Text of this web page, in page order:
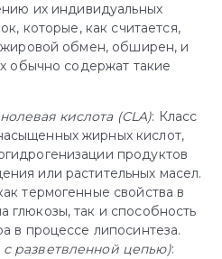
их индивидуальных
которые, как считается,
обмен, обширен, и
обычно содержат такие
кислота (CLA): Класс
жирных кислот,
продуктов
или растительных масел.
термогенные свойства в
глюкозы, так и способность
в процессе липосинтеза.
разветвленной цепью):